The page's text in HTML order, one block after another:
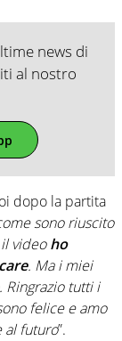
news di
al nostro
dopo la partita
sono riuscito
videoho
. Ma i miei
Ringrazio tutti i
felice e amo
al futuro”.